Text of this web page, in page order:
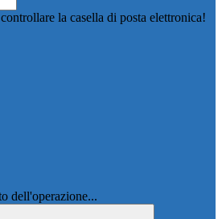
la casella di posta elettronica!
dell'operazione...